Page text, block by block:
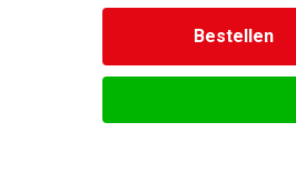
Bestellen